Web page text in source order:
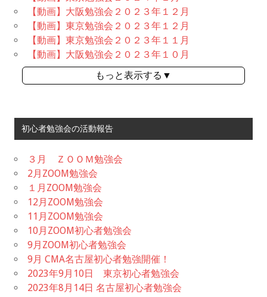
【動画】大阪勉強会２０２３年１２月
【動画】東京勉強会２０２３年１２月
【動画】東京勉強会２０２３年１１月
【動画】大阪勉強会２０２３年１０月
もっと表示する▼
初心者勉強会の活動報告
３月 ＺＯＯＭ勉強会
2月ZOOM勉強会
１月ZOOM勉強会
12月ZOOM勉強会
11月ZOOM勉強会
10月ZOOM初心者勉強会
9月ZOOM初心者勉強会
9月 CMA名古屋初心者勉強開催！
2023年9月10日 東京初心者勉強会
2023年8月14日 名古屋初心者勉強会